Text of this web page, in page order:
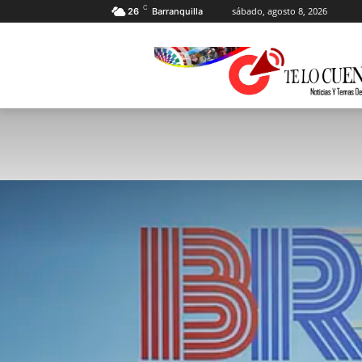
26 C Barranquilla sábado, agosto 8, 2026